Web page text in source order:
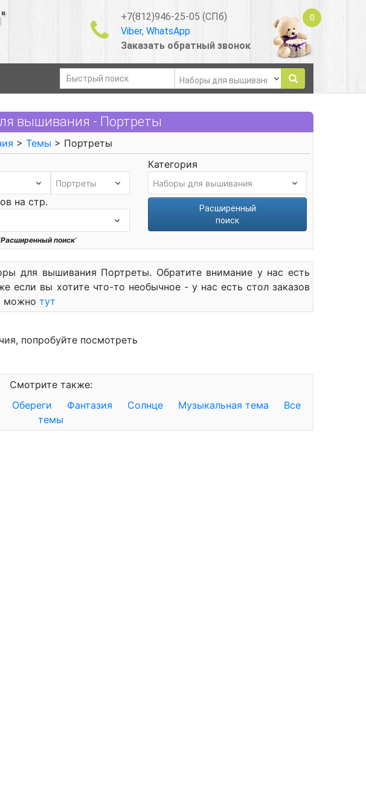
+7(812)946-25-05 (СПб)
Viber, WhatsApp
Заказать обратный звонок
0
вышивания - Портреты
> Темы > Портреты
Категория
на стр.
Расширенный
поиск
Расширенный поиск'
для вышивания Портреты. Обратите внимание у нас есть
если вы хотите что-то необычное - у нас есть стол заказов
можно тут
попробуйте посмотреть
Смотрите также:
Обереги Фантазия Солнце Музыкальная тема
Все
темы